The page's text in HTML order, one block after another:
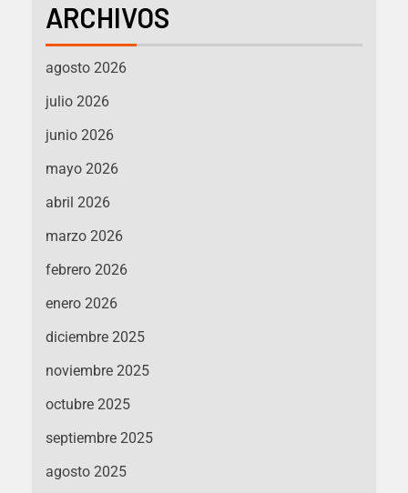
ARCHIVOS
agosto 2026
julio 2026
junio 2026
mayo 2026
abril 2026
marzo 2026
febrero 2026
enero 2026
diciembre 2025
noviembre 2025
octubre 2025
septiembre 2025
agosto 2025